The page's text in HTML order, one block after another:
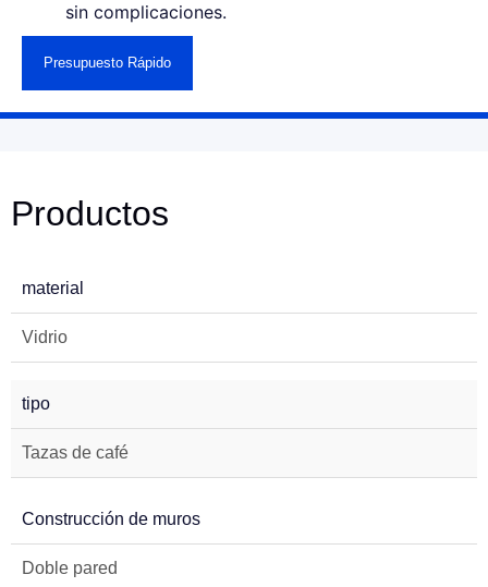
sin complicaciones.
Presupuesto Rápido
Productos
material
Vidrio
tipo
Tazas de café
Construcción de muros
Doble pared